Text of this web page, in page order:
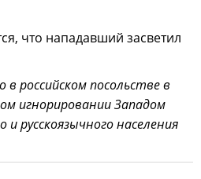
что нападавший засветил
в российском посольстве в
игнорировании Западом
и русскоязычного населения